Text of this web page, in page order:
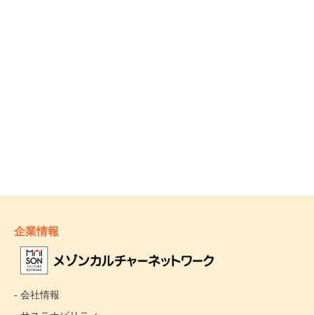
企業情報
- 会社情報